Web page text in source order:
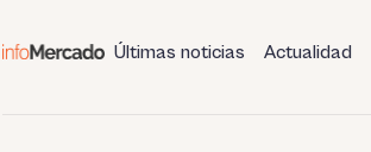
Últimas noticias Actualidad